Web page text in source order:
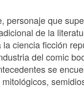
personaje que
de la
ciencia ficción
del comic
se